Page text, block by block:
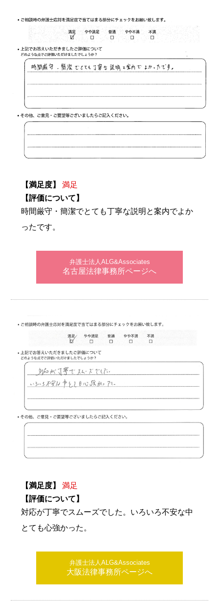
【満足度】
満足
【評価について】
時間厳守・簡潔でとても丁寧な説明と案内でよか
ったです。
弁護士法人ALG&Associates
名古屋法律事務所ページへ
【満足度】
満足
【評価について】
対応が丁寧でスムーズでした。いろいろ不安な中
とても心強かった。
弁護士法人ALG&Associates
大阪法律事務所ページへ